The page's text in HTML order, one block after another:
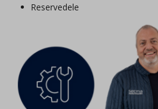
Reservedele